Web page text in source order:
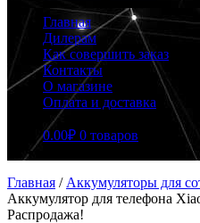
Главная
Дилерам
Как совершить заказ
Контакты
О магазине
Оплата и доставка
0.00₽ 0 товаров
Главная / Аккумуляторы для
Аккумулятор для телефона
Распродажа!